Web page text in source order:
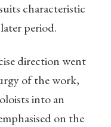
characteristic
period.
direction went
of the work,
into an
on the